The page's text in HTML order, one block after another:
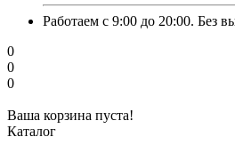
Работаем с 9:00 до 20:00. Без
0
0
0
Ваша корзина пуста!
Каталог